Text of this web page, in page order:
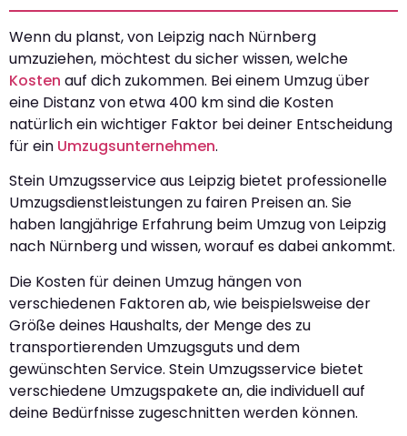
Wenn du planst, von Leipzig nach Nürnberg
umzuziehen, möchtest du sicher wissen, welche
Kosten auf dich zukommen. Bei einem Umzug über
eine Distanz von etwa 400 km sind die Kosten
natürlich ein wichtiger Faktor bei deiner Entscheidung
für ein Umzugsunternehmen.
Stein Umzugsservice aus Leipzig bietet professionelle
Umzugsdienstleistungen zu fairen Preisen an. Sie
haben langjährige Erfahrung beim Umzug von Leipzig
nach Nürnberg und wissen, worauf es dabei ankommt.
Die Kosten für deinen Umzug hängen von
verschiedenen Faktoren ab, wie beispielsweise der
Größe deines Haushalts, der Menge des zu
transportierenden Umzugsguts und dem
gewünschten Service. Stein Umzugsservice bietet
verschiedene Umzugspakete an, die individuell auf
deine Bedürfnisse zugeschnitten werden können.